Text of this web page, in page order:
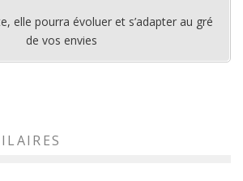
elle pourra évoluer et s’adapter au gré
de vos envies